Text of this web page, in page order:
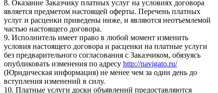
8. Оказание Заказчику платных услуг на условиях договора
является предметом настоящей оферты. Перечень платных
услуг и расценки приведены ниже, и являются неотъемлемой
частью настоящего договора.
9. Исполнитель имеет право в любой момент изменить
условия настоящего договора и расценки на платные услуги
без предварительного согласования с Заказчиком, обязуясь
опубликовать изменения по адресу http://navigato.ru/
(Юридическая информация) не менее чем за один день до
вступления изменений в силу.
10. Платные услуги доски объявлений предоставляются